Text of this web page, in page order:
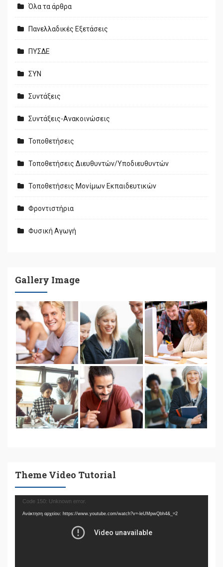
Όλα τα άρθρα
Πανελλαδικές Εξετάσεις
ΠΥΣΔΕ
ΣΥΝ
Συντάξεις
Συντάξεις-Ανακοινώσεις
Τοποθετήσεις
Τοποθετήσεις Διευθυντών/Υποδιευθυντών
Τοποθετήσεις Μονίμων Εκπαιδευτικών
Φροντιστήρια
Φυσική Αγωγή
Gallery Image
Theme Video Tutorial
Πρόγραμμα
Αναπαραγωγής
Code 150: Unknown error.
Ανάκτηση αρχείου: https://www.youtube.com/watch?v=-leUMpwQbh4&_=2